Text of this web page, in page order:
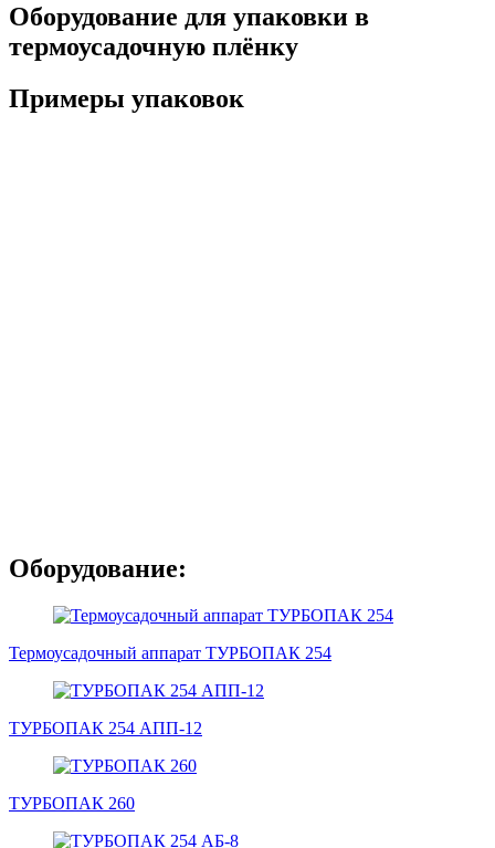
Оборудование для упаковки в
термоусадочную плёнку
Примеры упаковок
Оборудование:
Термоусадочный аппарат ТУРБОПАК 254
ТУРБОПАК 254 АПП-12
ТУРБОПАК 260